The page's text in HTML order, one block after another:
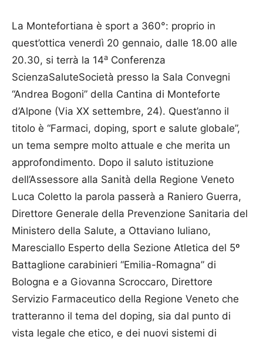
La Montefortiana è sport a 360°: proprio in
quest’ottica venerdì 20 gennaio, dalle 18.00 alle
20.30, si terrà la 14a Conferenza
ScienzaSaluteSocietà presso la Sala Convegni
“Andrea Bogoni” della Cantina di Monteforte
d’Alpone (Via XX settembre, 24). Quest’anno il
titolo è “Farmaci, doping, sport e salute globale”,
un tema sempre molto attuale e che merita un
approfondimento. Dopo il saluto istituzione
dell’Assessore alla Sanità della Regione Veneto
Luca Coletto la parola passerà a Raniero Guerra,
Direttore Generale della Prevenzione Sanitaria del
Ministero della Salute, a Ottaviano Iuliano,
Maresciallo Esperto della Sezione Atletica del 5º
Battaglione carabinieri “Emilia-Romagna” di
Bologna e a Giovanna Scroccaro, Direttore
Servizio Farmaceutico della Regione Veneto che
tratteranno il tema del doping, sia dal punto di
vista legale che etico, e dei nuovi sistemi di